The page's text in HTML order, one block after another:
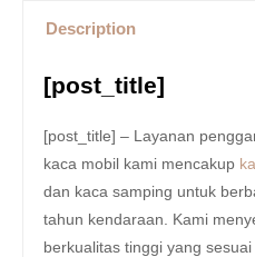
Description
[post_title]
[post_title] – Layanan
kaca mobil kami mencakup
dan kaca samping untuk
tahun kendaraan. Kami
berkualitas tinggi yang